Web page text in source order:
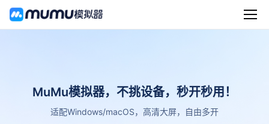
MuMu模拟器，不挑设备，秒开秒用！
适配Windows/macOS，高清大屏，自由多开